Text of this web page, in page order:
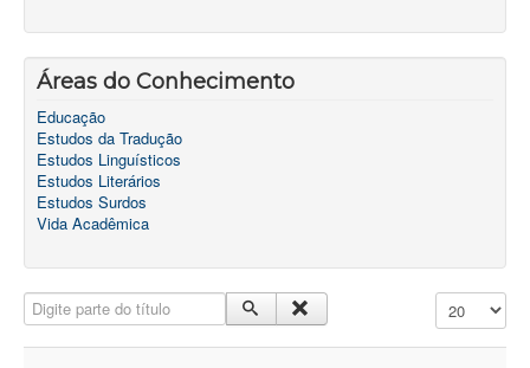
Áreas do Conhecimento
Educação
Estudos da Tradução
Estudos Linguísticos
Estudos Literários
Estudos Surdos
Vida Acadêmica
Digite parte do título Exibir #